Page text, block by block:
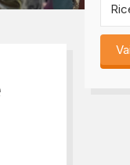
2026
online: magliette,
Vai